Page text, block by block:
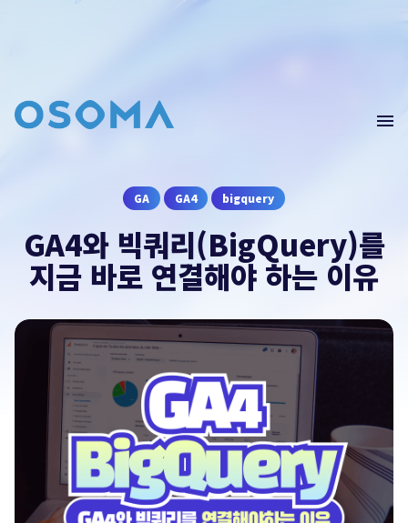
Home
Webinar
GA GA4 bigquery
GA4와 빅쿼리(BigQuery)를
지금 바로 연결해야 하는 이유
문의남기기
오픈소스마케팅의 컨설팅이 필요하시다면 문의를
남겨주세요.
contact@osoma.kr
서비스 소개서 보기